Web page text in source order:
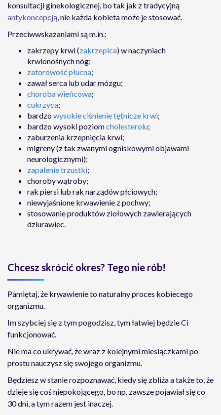
konsultacji ginekologicznej, bo tak jak z tradycyjną
antykoncepcją, nie każda kobieta może je stosować.
Przeciwwskazaniami są m.in.:
zakrzepy krwi (zakrzepica) w naczyniach
krwionośnych nóg;
zatorowość płucna;
zawał serca lub udar mózgu;
choroba wieńcowa;
cukrzyca;
bardzowysokie ciśnienie tętnicze krwi;
bardzo wysoki poziomcholesterolu;
zaburzenia krzepnięcia krwi;
migreny (z tak zwanymi ogniskowymi objawami
neurologicznymi);
zapalenie trzustki;
choroby wątroby;
rak piersi lub rak narządów płciowych;
niewyjaśnione krwawienie z pochwy;
stosowanie produktów ziołowych zawierających
dziurawiec.
Chcesz skrócić okres? Tego nie rób!
Pamiętaj, że krwawienie to naturalny proces kobiecego
organizmu.
Im szybciej się z tym pogodzisz, tym łatwiej będzie Ci
funkcjonować.
Nie ma co ukrywać, że wraz z kolejnymi miesiączkami po
prostu nauczysz się swojego organizmu.
Będziesz w stanie rozpoznawać, kiedy się zbliża a także to, że
dzieje się coś niepokojącego, bo np. zawsze pojawiał się co
30 dni, a tym razem jest inaczej.